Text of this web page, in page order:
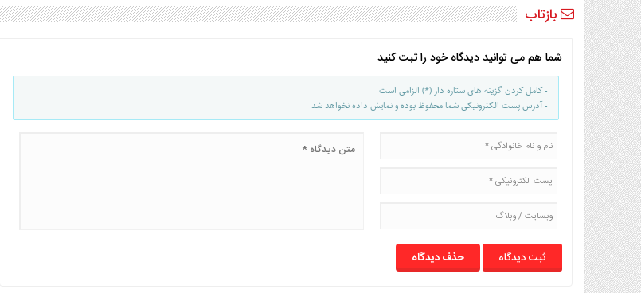
سیاسی
و
بین
الملل
نگاه
روز
گوناگون
بازتاب
شما هم می توانید دیدگاه خود را ثبت کنید
- کامل کردن گزینه های ستاره دار (*) الزامی است
- آدرس پست الکترونیکی شما محفوظ بوده و نمایش داده نخواهد شد
حذف دیدگاه